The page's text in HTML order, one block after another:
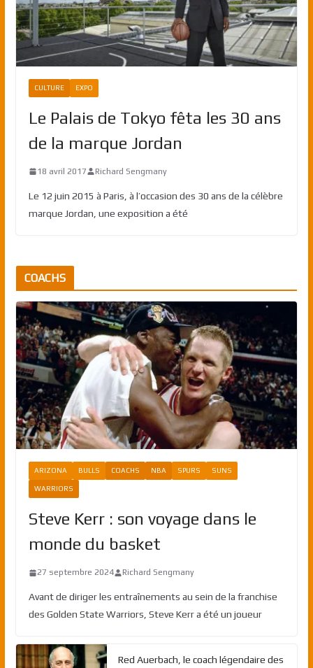
CULTURE EXPO
Le Palais de Tokyo fêta les 30 ans
de la marque Jordan
18 avril 2017 Richard Sengmany
Le 12 juin 2015 à Paris, à l’occasion des 30 ans de la célèbre
marque Jordan, une exposition a été
COACHS
ARIZONA BULLS COACHS NBA SPURS SUNS
WARRIORS
Steve Kerr : son voyage dans le
monde du basket
27 septembre 2024 Richard Sengmany
Avant de diriger les entraînements au sein de la franchise
des Golden State Warriors, Steve Kerr a été un joueur
Red Auerbach, le coach légendaire des